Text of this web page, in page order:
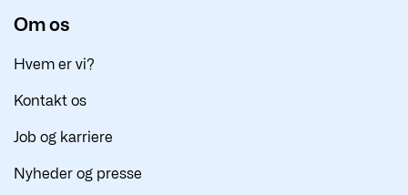
Om os
Hvem er vi?
Kontakt os
Job og karriere
Nyheder og presse